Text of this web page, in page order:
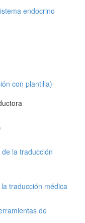
endocrino
con plantilla)
la traducción
traducción médica
de